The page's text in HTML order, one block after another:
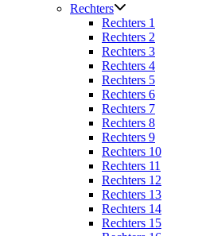
Rechters
Rechters 1
Rechters 2
Rechters 3
Rechters 4
Rechters 5
Rechters 6
Rechters 7
Rechters 8
Rechters 9
Rechters 10
Rechters 11
Rechters 12
Rechters 13
Rechters 14
Rechters 15